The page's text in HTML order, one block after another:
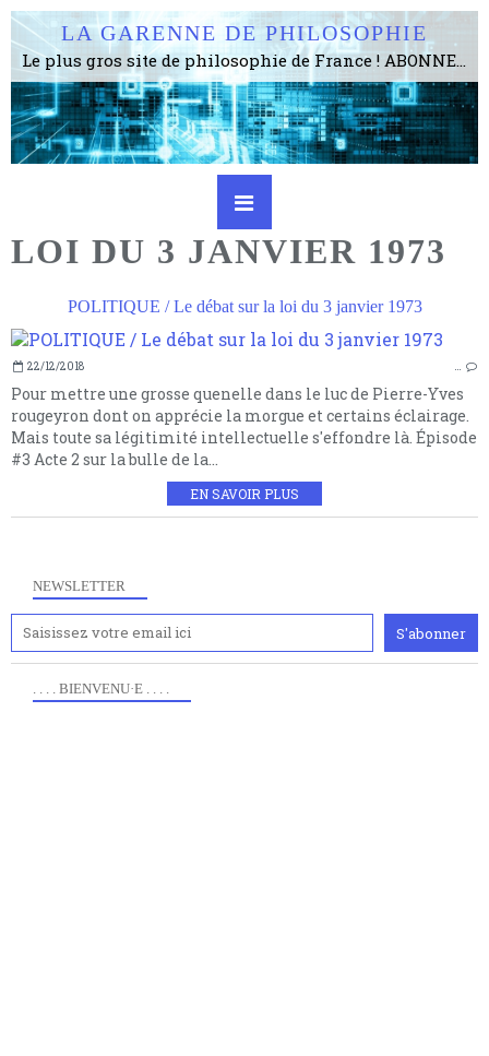
LA GARENNE DE PHILOSOPHIE
Le plus gros site de philosophie de France ! ABONNEZ-VOUS ! 4115 Articles, 1634 abonné·e·s, depuis 2006 . . . . . . . . 2 852 214 pages vues jusqu'à présent. Prestance et être apte à un plus grand nombre de choses.
LOI DU 3 JANVIER 1973
POLITIQUE / Le débat sur la loi du 3 janvier 1973
22/12/2018 …
Pour mettre une grosse quenelle dans le luc de Pierre-Yves
rougeyron dont on apprécie la morgue et certains éclairage.
Mais toute sa légitimité intellectuelle s'effondre là. Épisode
#3 Acte 2 sur la bulle de la...
EN SAVOIR PLUS
NEWSLETTER
. . . . BIENVENU·E . . . .